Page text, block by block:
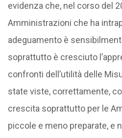
evidenza che, nel corso del
Amministrazioni che ha
adeguamento è
soprattutto è cresciuto
confronti dell’utilità delle
state viste, correttamente,
crescita soprattutto per le
piccole e meno preparate, e